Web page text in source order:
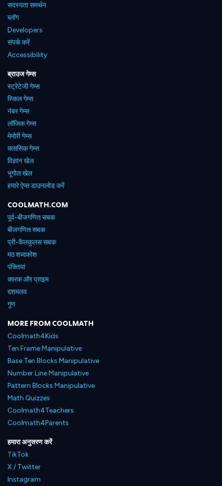
सदस्यता समर्थन
ब्लॉग
Developers
संपर्क करें
Accessibility
ब्राउज गेम्स
स्ट्रेटेजी गेम्स
स्किल गेम्स
नंबर गेम्स
लॉजिक गेम्स
मेमोरी गेम्स
क्लासिक गेम्स
विज्ञान खेल
भूगोल खेल
हमारे ऐप्स डाउनलोड करें
COOLMATH.COM
पूर्व-बीजगणित सबक
बीजगणित सबक
प्री-कैलकुलस सबक
मठ शब्दकोश
पंक्तियां
कारक और प्राइम
दशमलव
गुण
MORE FROM COOLMATH
Coolmath4Kids
Ten Frame Manipulative
Base Ten Blocks Manipulative
Number Line Manipulative
Pattern Blocks Manipulative
Math Quizzes
Coolmath4Teachers
Coolmath4Parents
हमारा अनुसरण करें
TikTok
X / Twitter
Instagram